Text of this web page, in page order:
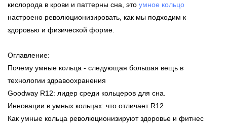
кислорода в крови и паттерны сна, это умное кольцо
настроено революционизировать, как мы подходим к
здоровью и физической форме.
Оглавление:
Почему умные кольца - следующая большая вещь в
технологии здравоохранения
Goodway R12: лидер среди кольцеров для сна.
Инновации в умных кольцах: что отличает R12
Как умные кольца революционизируют здоровье и фитнес